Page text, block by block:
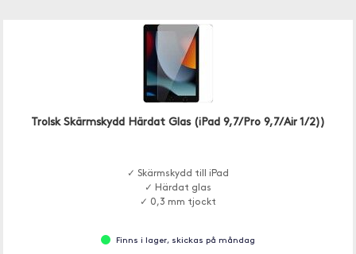
Trolsk Skärmskydd Härdat Glas (iPad 9,7/Pro 9,7/Air 1/2))
✓ Skärmskydd till iPad
✓ Härdat glas
✓ 0,3 mm tjockt
Finns i lager, skickas på måndag